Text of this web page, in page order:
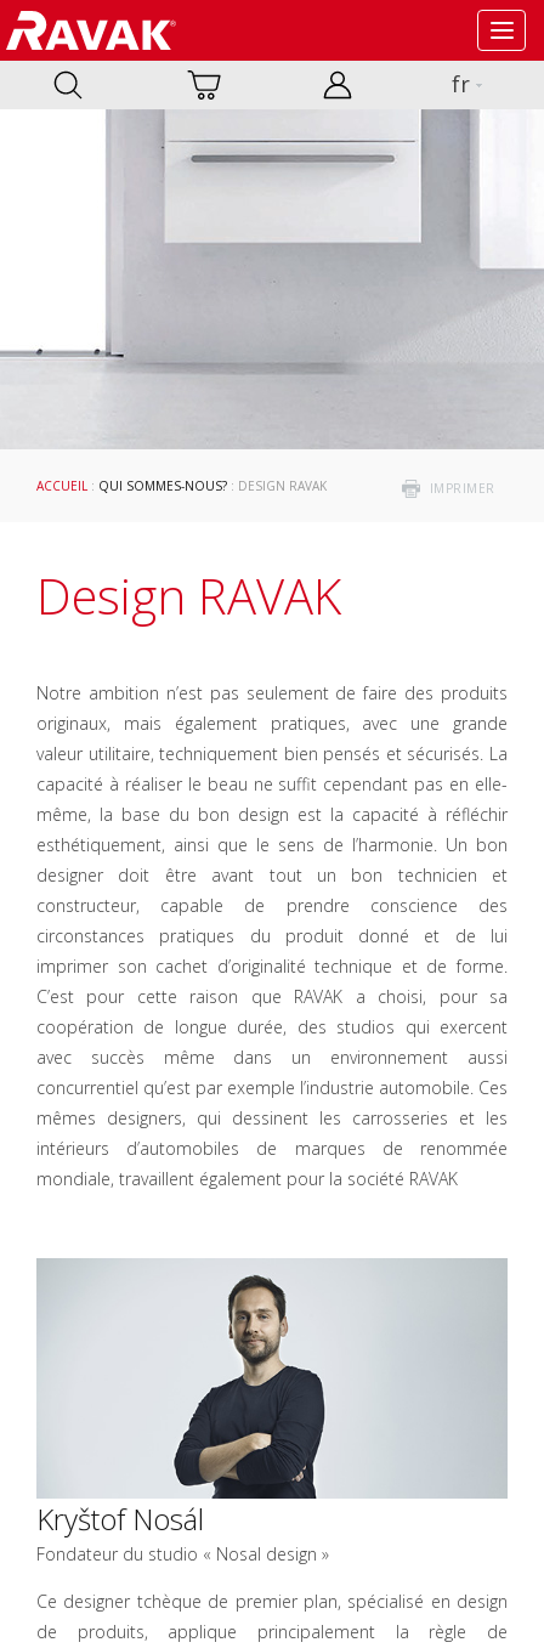
fr
IMPRIMER
ACCUEIL : QUI SOMMES-NOUS? : DESIGN RAVAK
Design RAVAK
Notre ambition n’est pas seulement de faire des produits
originaux, mais également pratiques, avec une grande
valeur utilitaire, techniquement bien pensés et sécurisés. La
capacité à réaliser le beau ne suffit cependant pas en elle-
même, la base du bon design est la capacité à réfléchir
esthétiquement, ainsi que le sens de l’harmonie. Un bon
designer doit être avant tout un bon technicien et
constructeur, capable de prendre conscience des
circonstances pratiques du produit donné et de lui
imprimer son cachet d’originalité technique et de forme.
C’est pour cette raison que RAVAK a choisi, pour sa
coopération de longue durée, des studios qui exercent
avec succès même dans un environnement aussi
concurrentiel qu’est par exemple l’industrie automobile. Ces
mêmes designers, qui dessinent les carrosseries et les
intérieurs d’automobiles de marques de renommée
mondiale, travaillent également pour la société RAVAK
Kryštof Nosál
Fondateur du studio « Nosal design »
Ce designer tchèque de premier plan, spécialisé en design
de produits, applique principalement la règle de